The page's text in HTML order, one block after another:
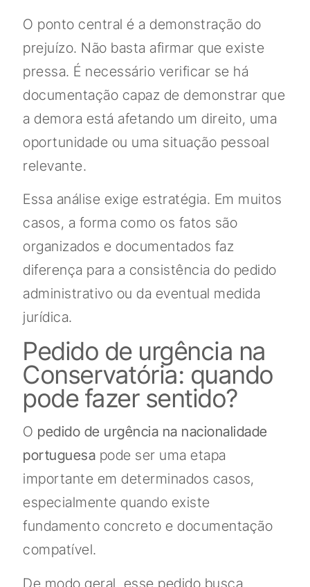
O ponto central é a demonstração do
prejuízo. Não basta afirmar que existe
pressa. É necessário verificar se há
documentação capaz de demonstrar que
a demora está afetando um direito, uma
oportunidade ou uma situação pessoal
relevante.
Essa análise exige estratégia. Em muitos
casos, a forma como os fatos são
organizados e documentados faz
diferença para a consistência do pedido
administrativo ou da eventual medida
jurídica.
Pedido de urgência na
Conservatória: quando
pode fazer sentido?
O pedido de urgência na nacionalidade
portuguesa pode ser uma etapa
importante em determinados casos,
especialmente quando existe
fundamento concreto e documentação
compatível.
De modo geral, esse pedido busca